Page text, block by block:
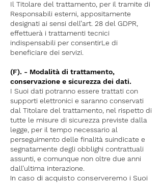
Il Titolare del trattamento, per il tramite di
Responsabili esterni, appositamente
designati ai sensi dell’art. 28 del GDPR,
effettuerà i trattamenti tecnici
indispensabili per consentirLe di
beneficiare dei servizi.
(F). - Modalità di trattamento,
conservazione e sicurezza dei dati.
I Suoi dati potranno essere trattati con
supporti elettronici e saranno conservati
dal Titolare del trattamento, nel rispetto di
tutte le misure di sicurezza previste dalla
legge, per il tempo necessario al
perseguimento delle finalità suindicate e
segnatamente degli obblighi contrattuali
assunti, e comunque non oltre due anni
dall’ultima interazione.
In caso di acquisto conserveremo i Suoi